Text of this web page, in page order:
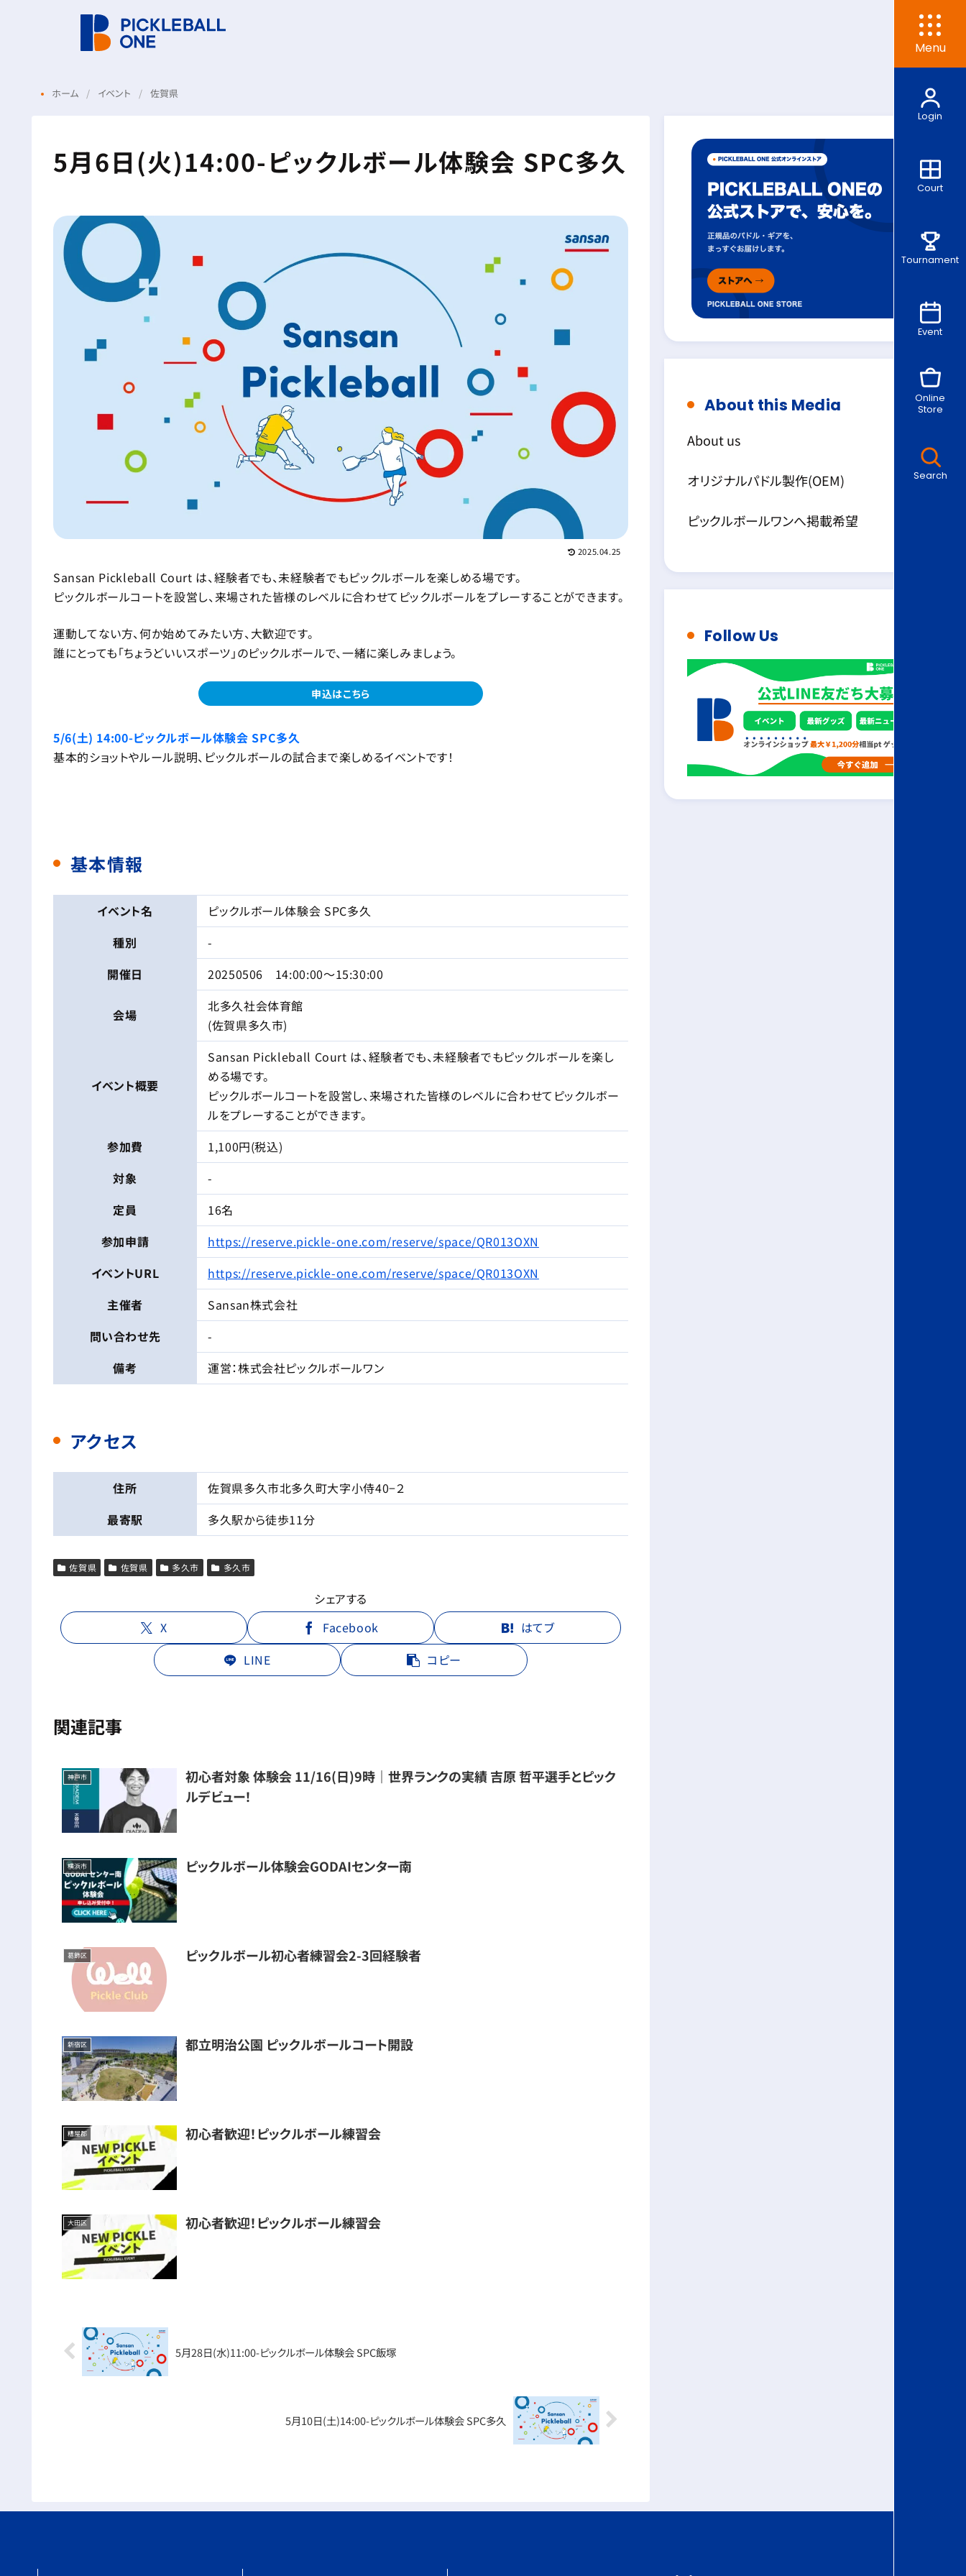
Menu
Login
Court
Tournament
Event
Online
Store
Search
ホーム イベント 佐賀県
5月6日(火)14:00-ピックルボール体験会 SPC多久
2025.04.25
Sansan Pickleball Court は、経験者でも、未経験者でもピックルボールを楽しめる場です。
ピックルボールコートを設営し、来場された皆様のレベルに合わせてピックルボールをプレーすることができます。
運動してない方、何か始めてみたい方、大歓迎です。
誰にとっても「ちょうどいいスポーツ」のピックルボールで、一緒に楽しみましょう。
申込はこちら
5/6(土) 14:00-ピックルボール体験会 SPC多久
基本的ショットやルール説明、ピックルボールの試合まで楽しめるイベントです！
基本情報
イベント名
ピックルボール体験会 SPC多久
種別
-
開催日
20250506 14:00:00〜15:30:00
会場
北多久社会体育館
(佐賀県多久市)
イベント概要
Sansan Pickleball Court は、経験者でも、未経験者でもピックルボールを楽し
める場です。
ピックルボールコートを設営し、来場された皆様のレベルに合わせてピックルボー
ルをプレーすることができます。
参加費
1,100円(税込)
対象
-
定員
16名
参加申請
https://reserve.pickle-one.com/reserve/space/QR013OXN
イベントURL
https://reserve.pickle-one.com/reserve/space/QR013OXN
主催者
Sansan株式会社
問い合わせ先
-
備考
運営：株式会社ピックルボールワン
アクセス
住所
佐賀県多久市北多久町大字小侍40−２
最寄駅
多久駅から徒歩11分
佐賀県 佐賀県 多久市 多久市
シェアする
X
Facebook
はてブ
LINE
コピー
関連記事
神戸市
初心者対象 体験会 11/16(日)9時｜世界ランクの実績 吉原 哲平選手とピック
ルデビュー！
横浜市 ピックルボール体験会GODAIセンター南
葛飾区 ピックルボール初心者練習会2-3回経験者
新宿区 都立明治公園 ピックルボールコート開設
糟屋郡 初心者歓迎！ピックルボール練習会
大田区 初心者歓迎！ピックルボール練習会
5月28日(水)11:00-ピックルボール体験会 SPC飯塚
5月10日(土)14:00-ピックルボール体験会 SPC多久
About this Media
About us
オリジナルパドル製作(OEM)
ピックルボールワンへ掲載希望
Follow Us